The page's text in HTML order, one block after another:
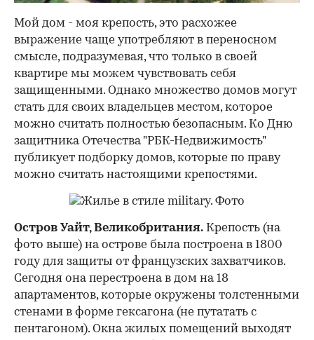
Мой дом - моя крепость, это расхожее
выражение чаще употребляют в переносном
смысле, подразумевая, что только в своей
квартире мы можем чувствовать себя
защищенными. Однако множество домов могут
стать для своих владельцев местом, которое
можно считать полностью безопасным. Ко Дню
защитника Отечества "РБК-Недвижимость"
публикует подборку домов, которые по праву
можно считать настоящими крепостями.
Остров Уайт, Великобритания. Крепость (на
фото выше) на острове была построена в 1800
году для защиты от французских захватчиков.
Сегодня она перестроена в дом на 18
апартаментов, которые окружены толстенными
стенами в форме гексагона (не путатать с
пентагоном). Окна жилых помещений выходят